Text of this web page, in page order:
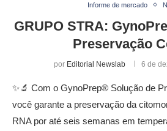
Informe de mercado
GRUPO STRA:
Preservação
por Editorial Newslab 6 de
✨🔬 Com o GynoPrep® Solução de
você garante a preservação da
RNA por até seis semanas em